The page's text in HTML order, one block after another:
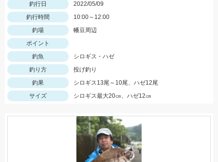
釣行日
2022/05/09
釣行時間
10:00～12:00
釣場
幡豆周辺
ポイント
釣魚
シロギス・ハゼ
釣り方
投げ釣り
釣果
シロギス13尾～10尾、ハゼ12尾
サイズ
シロギス最大20㎝、ハゼ12㎝